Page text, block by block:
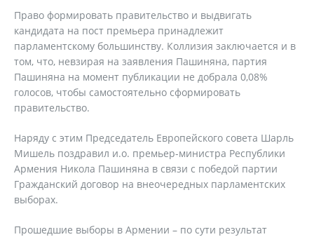
Право формировать правительство и выдвигать
кандидата на пост премьера принадлежит
парламентскому большинству. Коллизия заключается и в
том, что, невзирая на заявления Пашиняна, партия
Пашиняна на момент публикации не добрала 0,08%
голосов, чтобы самостоятельно сформировать
правительство.
Наряду с этим Председатель Европейского совета Шарль
Мишель поздравил и.о. премьер-министра Республики
Армения Никола Пашиняна в связи с победой партии
Гражданский договор на внеочередных парламентских
выборах.
Прошедшие выборы в Армении – по сути результат